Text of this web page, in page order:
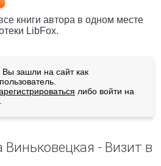
книги автора в одном месте
LibFox.
зашли на сайт как
либо войти на
- Визит в